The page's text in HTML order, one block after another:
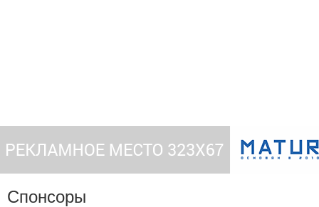
Спонсоры